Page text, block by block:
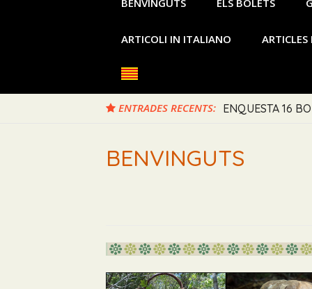
BENVINGUTS ELS BOLETS
ARTICOLI IN ITALIANO
ENTRADES RECENTS: RUSSULA
BENVINGUTS